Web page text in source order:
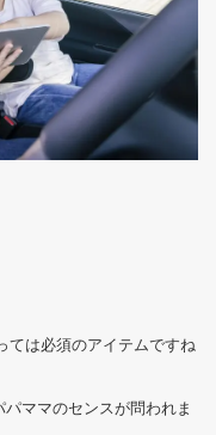
ては必須のアイテムですね
ママのセンスが問われま